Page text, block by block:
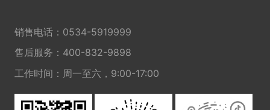
销售电话： 0534-5919999
售后服务： 400-832-9898
工作时间：周一至六，9:00-17:00